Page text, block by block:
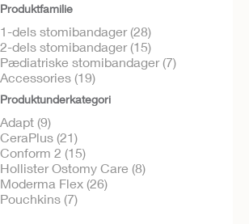
Produktfamilie
1-dels stomibandager (28)
2-dels stomibandager (15)
Pædiatriske stomibandager (7)
Accessories (19)
Produktunderkategori
Adapt (9)
CeraPlus (21)
Conform 2 (15)
Hollister Ostomy Care (8)
Moderma Flex (26)
Pouchkins (7)